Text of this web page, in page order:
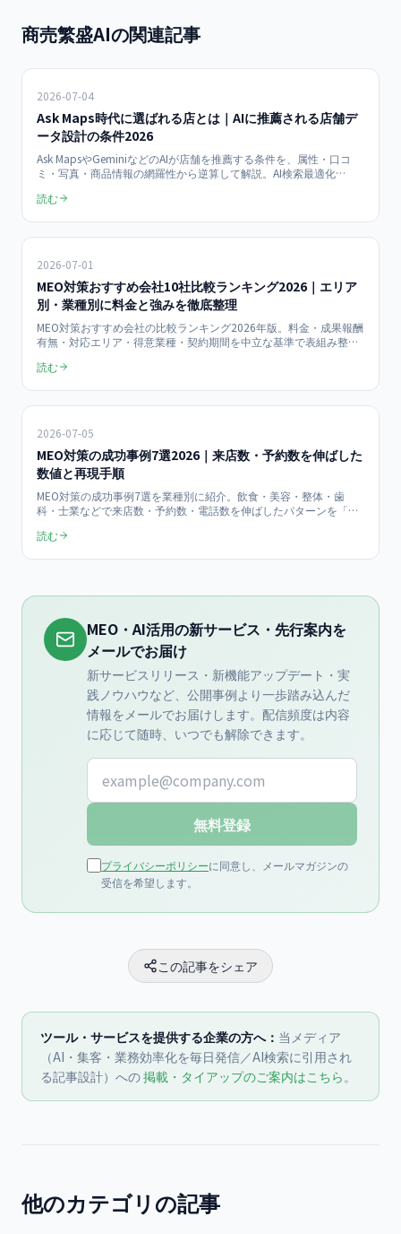
商売繁盛AIの関連記事
2026-07-04
Ask Maps時代に選ばれる店とは｜AIに推薦される店舗デ
ータ設計の条件2026
Ask MapsやGeminiなどのAIが店舗を推薦する条件を、属性・口コ
ミ・写真・商品情報の網羅性から逆算して解説。AI検索最適化
チェックリストを2026年版で整理しました。
読む
2026-07-01
MEO対策おすすめ会社10社比較ランキング2026｜エリア
別・業種別に料金と強みを徹底整理
MEO対策おすすめ会社の比較ランキング2026年版。料金・成果報酬
有無・対応エリア・得意業種・契約期間を中立な基準で表組み整理
用型まで網羅した会社選定ガイドです。
読む
2026-07-05
MEO対策の成功事例7選2026｜来店数・予約数を伸ばした
数値と再現手順
MEO対策の成功事例7選を業種別に紹介。飲食・美容・整体・歯
科・士業などで来店数・予約数・電話数を伸ばしたパターンを「課
間を2026年版で解説します。
読む
MEO・AI活用の新サービス・先行案内を
メールでお届け
新サービスリリース・新機能アップデート・実
践ノウハウなど、公開事例より一歩踏み込んだ
情報をメールでお届けします。配信頻度は内容
に応じて随時、いつでも解除できます。
メールアドレス
無料登録
プライバシーポリシーに同意し、メールマガジンの
受信を希望します。
この記事をシェア
ツール・サービスを提供する企業の方へ： 当メディア
（AI・集客・業務効率化を毎日発信／AI検索に引用され
る記事設計）への掲載・タイアップのご案内はこちら。
他のカテゴリの記事